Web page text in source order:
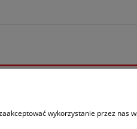
O nas
wykorzystanie przez nas